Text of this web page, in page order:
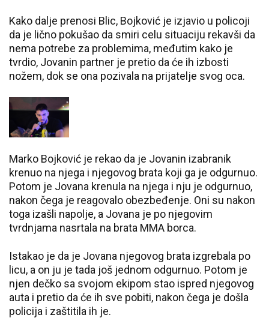
Kako dalje prenosi Blic, Bojković je izjavio u policoji
da je lično pokušao da smiri celu situaciju rekavši da
nema potrebe za problemima, međutim kako je
tvrdio, Jovanin partner je pretio da će ih izbosti
nožem, dok se ona pozivala na prijatelje svog oca.
Marko Bojković je rekao da je Jovanin izabranik
krenuo na njega i njegovog brata koji ga je odgurnuo.
Potom je Jovana krenula na njega i nju je odgurnuo,
nakon čega je reagovalo obezbeđenje. Oni su nakon
toga izašli napolje, a Jovana je po njegovim
tvrdnjama nasrtala na brata MMA borca.
Istakao je da je Jovana njegovog brata izgrebala po
licu, a on ju je tada još jednom odgurnuo. Potom je
njen dečko sa svojom ekipom stao ispred njegovog
auta i pretio da će ih sve pobiti, nakon čega je došla
policija i zaštitila ih je.